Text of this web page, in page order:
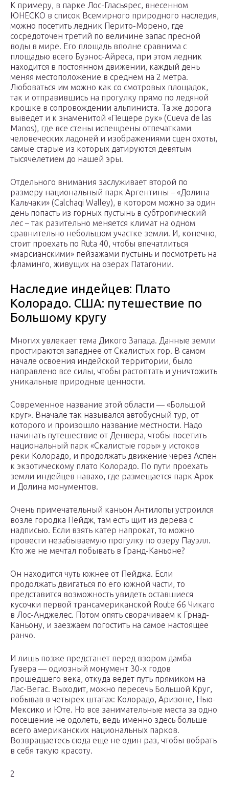
К примеру, в парке Лос-Гласьярес, внесенном
ЮНЕСКО в список Всемирного природного наследия,
можно посетить ледник Перито-Морено, где
сосредоточен третий по величине запас пресной
воды в мире. Его площадь вполне сравнима с
площадью всего Буэнос-Айреса, при этом ледник
находится в постоянном движении, каждый день
меняя местоположение в среднем на 2 метра.
Любоваться им можно как со смотровых площадок,
так и отправившись на прогулку прямо по ледяной
крошке в сопровождении альпиниста. Та же дорога
выведет и к знаменитой «Пещере рук» (Cueva de las
Manos), где все стены испещрены отпечатками
человеческих ладоней и изображениями сцен охоты,
самые старые из которых датируются девятым
тысячелетием до нашей эры.
Отдельного внимания заслуживает второй по
размеру национальный парк Аргентины – «Долина
Кальчаки» (Calchaqi Walley), в котором можно за один
день попасть из горных пустынь в субтропический
лес – так разительно меняется климат на одном
сравнительно небольшом участке земли. И, конечно,
стоит проехать по Ruta 40, чтобы впечатлиться
«марсианскими» пейзажами пустынь и посмотреть на
фламинго, живущих на озерах Патагонии.
Наследие индейцев: Плато
Колорадо. США: путешествие по
Большому кругу
Многих увлекает тема Дикого Запада. Данные земли
простираются западнее от Скалистых гор. В самом
начале освоения индейской территории, было
направлено все силы, чтобы растоптать и уничтожить
уникальные природные ценности.
Современное название этой области — «Большой
круг». Вначале так назывался автобусный тур, от
которого и произошло название местности. Надо
начинать путешествие от Денвера, чтобы посетить
национальный парк «Скалистые горы» у истоков
реки Колорадо, и продолжать движение через Аспен
к экзотическому плато Колорадо. По пути проехать
земли индейцев навахо, где размещается парк Арок
и Долина монументов.
Очень примечательный каньон Антилопы устроился
возле городка Пейдж, там есть щит из дерева с
надписью. Если взять катер напрокат, то можно
провести незабываемую прогулку по озеру Пауэлл.
Кто же не мечтал побывать в Гранд-Каньоне?
Он находится чуть южнее от Пейджа. Если
продолжать двигаться по его южной части, то
представится возможность увидеть оставшиеся
кусочки первой трансамериканской Route 66 Чикаго
в Лос-Анджелес. Потом опять сворачиваем к Грнад-
Каньону, и заезжаем погостить на самое настоящее
ранчо.
И лишь позже предстанет перед взором дамба
Гувера — одиозный монумент 30-х годов
прошедшего века, откуда ведет путь прямиком на
Лас-Вегас. Выходит, можно пересечь Большой Круг,
побывав в четырех штатах: Колорадо, Аризоне, Нью-
Мексико и Юте. Но все занимательные места за одно
посещение не одолеть, ведь именно здесь больше
всего американских национальных парков.
Возвращаетесь сюда еще не один раз, чтобы вобрать
в себя такую красоту.
2